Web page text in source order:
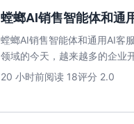
螳螂AI销售智能体和通
螳螂AI销售智能体和通用AI客
领域的今天，越来越多的企业
上的AI解决...
20 小时前阅读 18评分 2.0